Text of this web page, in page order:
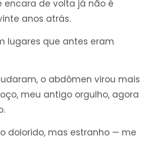
encara de volta já não é
anos atrás.
lugares que antes eram
o abdômen virou mais
meu antigo orgulho, agora
dolorido, mas estranho — me